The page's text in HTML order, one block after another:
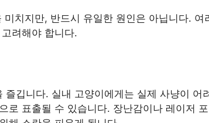
치지만, 반드시 유일한 원인은 아닙니다. 여
려해야 합니다.
깁니다. 실내 고양이에게는 실제 사냥이 어
로 표출될 수 있습니다. 장난감이나 레이저